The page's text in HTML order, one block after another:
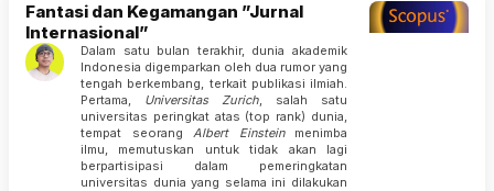
Fantasi dan Kegamangan ”Jurnal
Internasional”
Dalam satu bulan terakhir, dunia akademik
Indonesia digemparkan oleh dua rumor yang
tengah berkembang, terkait publikasi ilmiah.
Pertama, Universitas Zurich, salah satu
universitas peringkat atas (top rank) dunia,
tempat seorang Albert Einsteinmenimba
ilmu, memutuskan untuk tidak akan lagi
berpartisipasi dalam pemeringkatan
universitas dunia yang selama ini dilakukan